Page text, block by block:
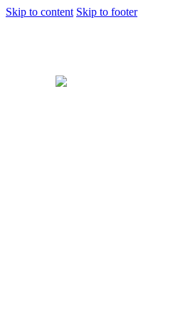
Skip to content Skip to footer